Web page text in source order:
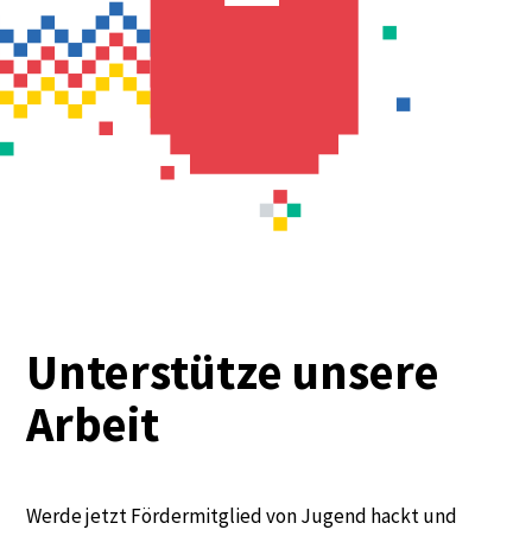
Unterstütze unsere
Arbeit
Werde jetzt Fördermitglied von Jugend hackt und